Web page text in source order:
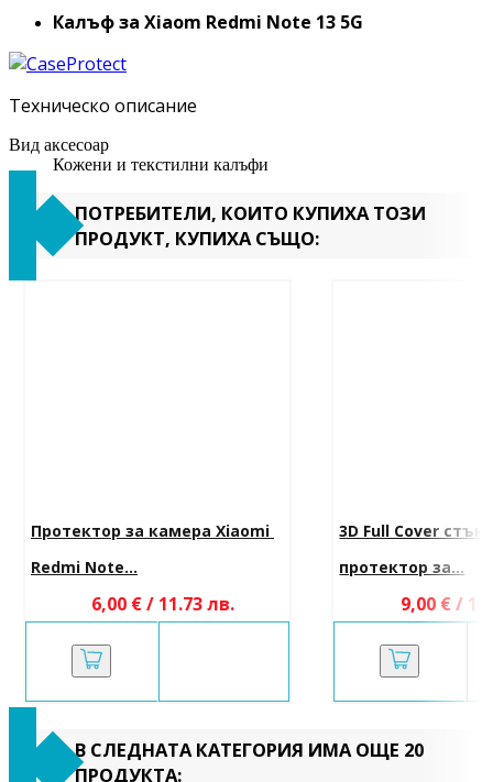
Калъф за Xiaom Redmi Note 13 5G
Техническо описание
Вид аксесоар
Кожени и текстилни калъфи
ПОТРЕБИТЕЛИ, КОИТО КУПИХА ТОЗИ
ПРОДУКТ, КУПИХА СЪЩО:
Протектор за камера Xiaomi
Redmi Note...
6,00 € / 11.73 лв.
3D Full Cover
протектор за...
9,00 € /
В СЛЕДНАТА КАТЕГОРИЯ ИМА ОЩЕ 20
ПРОДУКТА: